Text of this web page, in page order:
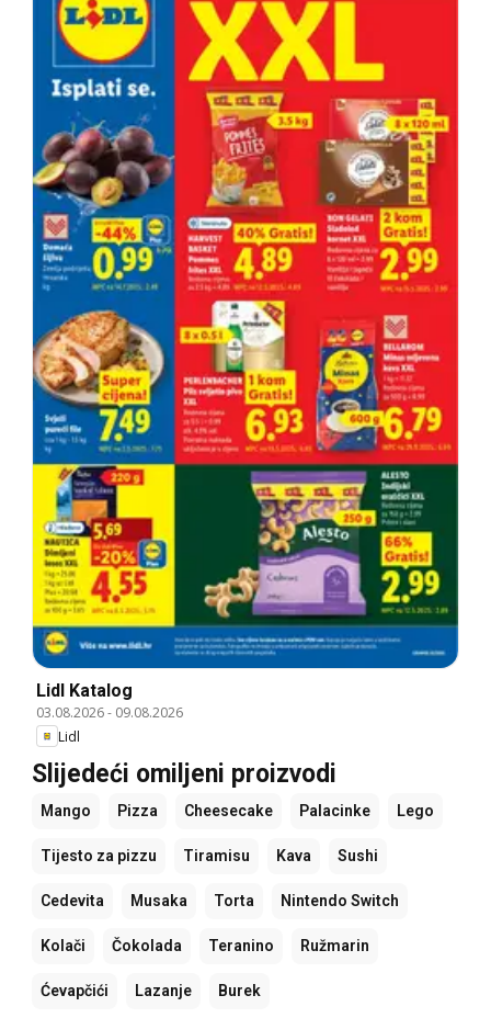
Lidl Katalog
03.08.2026- 09.08.2026
Lidl
Slijedeći omiljeni proizvodi
Mango Pizza Cheesecake Palacinke Lego
Tijesto za pizzu Tiramisu Kava Sushi
Cedevita Musaka Torta Nintendo Switch
Kolači Čokolada Teranino Ružmarin
Ćevapčići Lazanje Burek